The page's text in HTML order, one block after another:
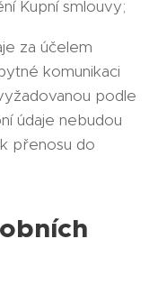
Kupní smlouvy;
za účelem
komunikaci
podle
údaje nebudou
přenosu do